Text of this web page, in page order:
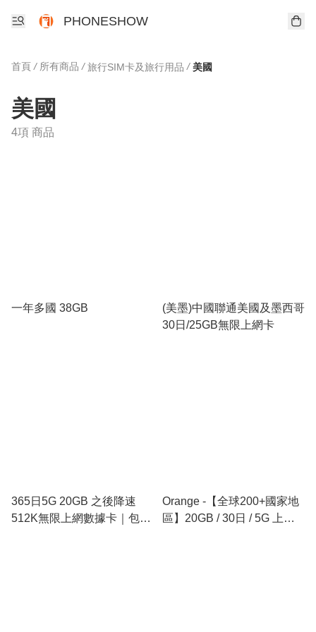
PHONESHOW
首頁 / 所有商品 / 旅行SIM卡及旅行用品 / 美國
美國
4項 商品
一年多國 38GB
(美墨)中國聯通美國及墨西哥
30日/25GB無限上網卡
365日5G 20GB 之後降速
512K無限上網數據卡｜包順
Orange -【全球200+國家地
區】20GB / 30日 / 5G 上網